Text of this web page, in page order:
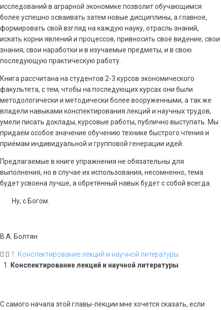
исследований в аграрной экономике позволит обучающимся
более успешно осваивать затем новые дисциплины, а главное,
формировать свой взгляд на каждую науку, отрасль знаний,
искать корни явлений и процессов, привносить своё видение, свои
знания, свои наработки и в изучаемые предметы, и в свою
последующую практическую работу.
Книга рассчитана на студентов 2-3 курсов экономического
факультета, с тем, чтобы на последующих курсах они были
методологически и методически более вооруженными, а так же
владели навыками конспектирования лекций и научных трудов,
умели писать доклады, курсовые работы, публично выступать. Мы
придаём особое значение обучению технике быстрого чтения и
приёмам индивидуальной и групповой генерации идей.
Предлагаемые в книге упражнения не обязательны для
выполнения, но в случае их использования, несомненно, тема
будет усвоена лучше, а обретённый навык будет с собой всегда.
Ну, с Богом.
В.А. Болтян
1. Конспектирование лекций и научной литературы.
Конспектирование лекций и научной литературы
С самого начала этой главы-лекции мне хочется сказать, если